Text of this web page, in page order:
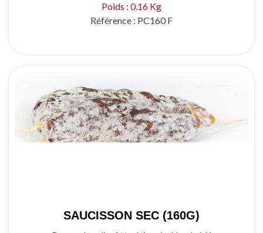
Poids : 0.16 Kg
Référence : PC160 F
SAUCISSON SEC (160G)